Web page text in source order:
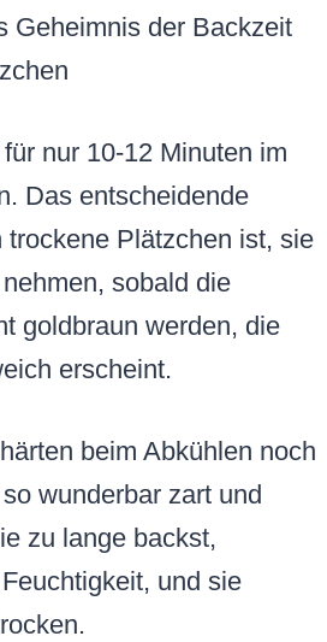
Geheimnis der Backzeit
nur 10-12 Minuten im
Das entscheidende
trockene Plätzchen ist, sie
sobald die
goldbraun werden, die
erscheint.
beim Abkühlen noch
wunderbar zart und
zu lange backst,
und sie